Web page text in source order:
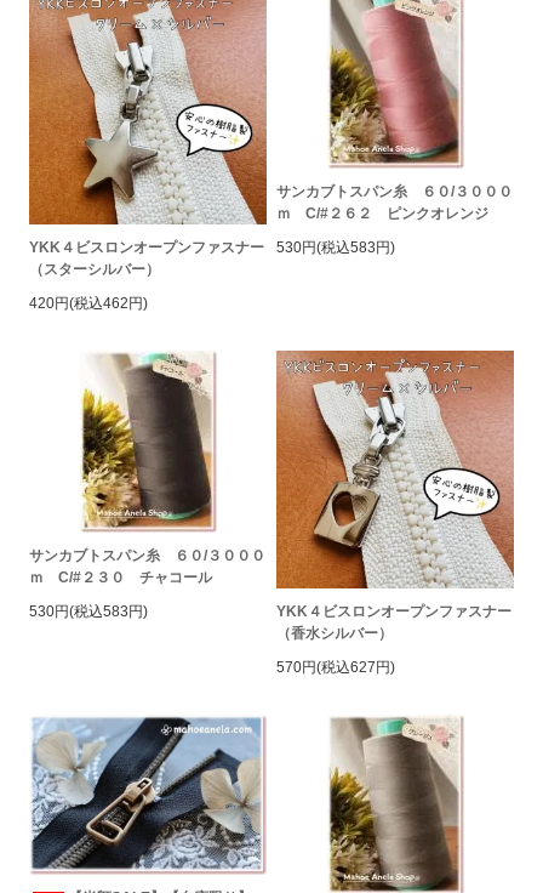
YKK４ビスロンオープンファスナー
（スターシルバー）
420円(税込462円)
サンカブトスパン糸 ６０/３０００
ｍ C/#２６２ ピンクオレンジ
530円(税込583円)
サンカブトスパン糸 ６０/３０００
ｍ C/#２３０ チャコール
530円(税込583円)
YKK４ビスロンオープンファスナー
（香水シルバー）
570円(税込627円)